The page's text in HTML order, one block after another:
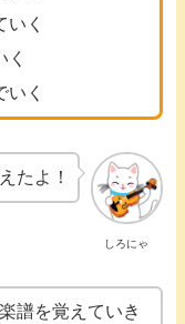
く
く
しろにゃ
たよ！
譜を覚えていき